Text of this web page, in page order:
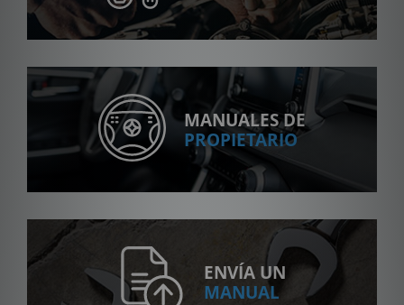
MANUALES DE
PROPIETARIO
ENVÍA UN
MANUAL